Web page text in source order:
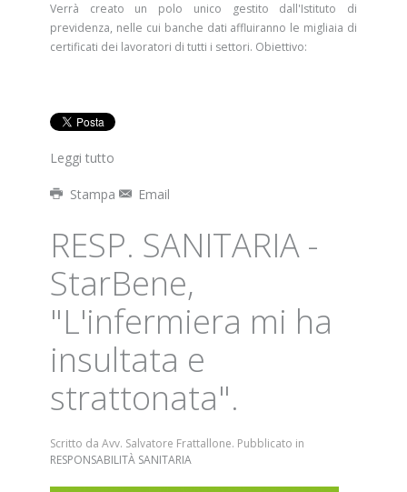
Verrà creato un polo unico gestito dall'Istituto di
previdenza, nelle cui banche dati affluiranno le migliaia di
certificati dei lavoratori di tutti i settori. Obiettivo:
Leggi tutto
Stampa Email
RESP. SANITARIA -
StarBene,
"L'infermiera mi ha
insultata e
strattonata".
Scritto da Avv. Salvatore Frattallone. Pubblicato in
RESPONSABILITÀ SANITARIA